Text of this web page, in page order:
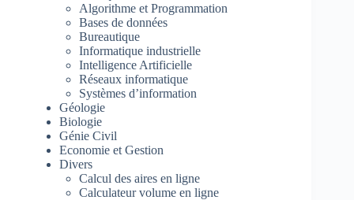
Algorithme et Programmation
Bases de données
Bureautique
Informatique industrielle
Intelligence Artificielle
Réseaux informatique
Systèmes d’information
Géologie
Biologie
Génie Civil
Economie et Gestion
Divers
Calcul des aires en ligne
Calculateur volume en ligne